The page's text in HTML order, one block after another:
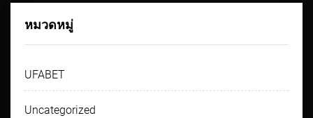
หมวดหมู่
UFABET
Uncategorized